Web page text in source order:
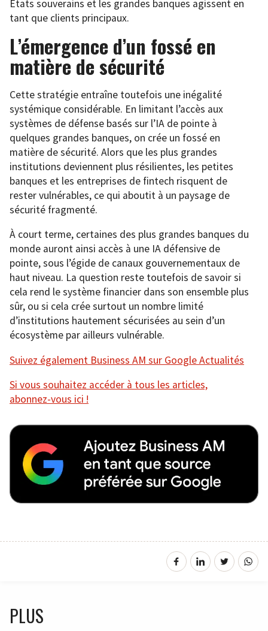
États souverains et les grandes banques agissent en
tant que clients principaux.
L’émergence d’un fossé en
matière de sécurité
Cette stratégie entraîne toutefois une inégalité
systémique considérable. En limitant l’accès aux
systèmes de défense basés sur l’IA de pointe à
quelques grandes banques, on crée un fossé en
matière de sécurité. Alors que les plus grandes
institutions deviennent plus résilientes, les petites
banques et les entreprises de fintech risquent de
rester vulnérables, ce qui aboutit à un paysage de
sécurité fragmenté.
À court terme, certaines des plus grandes banques du
monde auront ainsi accès à une IA défensive de
pointe, sous l’égide de canaux gouvernementaux de
haut niveau. La question reste toutefois de savoir si
cela rend le système financier dans son ensemble plus
sûr, ou si cela crée surtout un nombre limité
d’institutions hautement sécurisées au sein d’un
écosystème par ailleurs vulnérable.
Suivez également Business AM sur Google Actualités
Si vous souhaitez accéder à tous les articles,
abonnez-vous ici !
PLUS